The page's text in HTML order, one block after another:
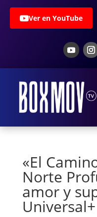
Ver en YouTube
«El
Norte
amor y
Universal+